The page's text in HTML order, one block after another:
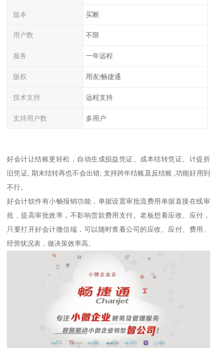
版本 买断
用户数 不限
服务 一年远程
版权 用友|畅捷通
技术支持 远程支持
支持用户数 多用户
好会计让结账更轻松，自动生成损益凭证、成本结转凭证、计提折
旧凭证, 期末结转再也不会出错; 支持跨年结账及反结账 ,功能好用到
不行。
好会计软件有小畅报销功能，单据设置审批流费用单据直接在线审
批，提高审批效率，不影响货款费用支付。老板想看应收、应付，
只要打开好会计微信端，可以随时查看公司的应收、应付、费用、
经营状况表，做决策效率高。